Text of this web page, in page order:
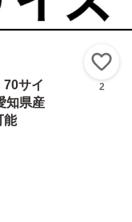
サイ
知県産
能
2